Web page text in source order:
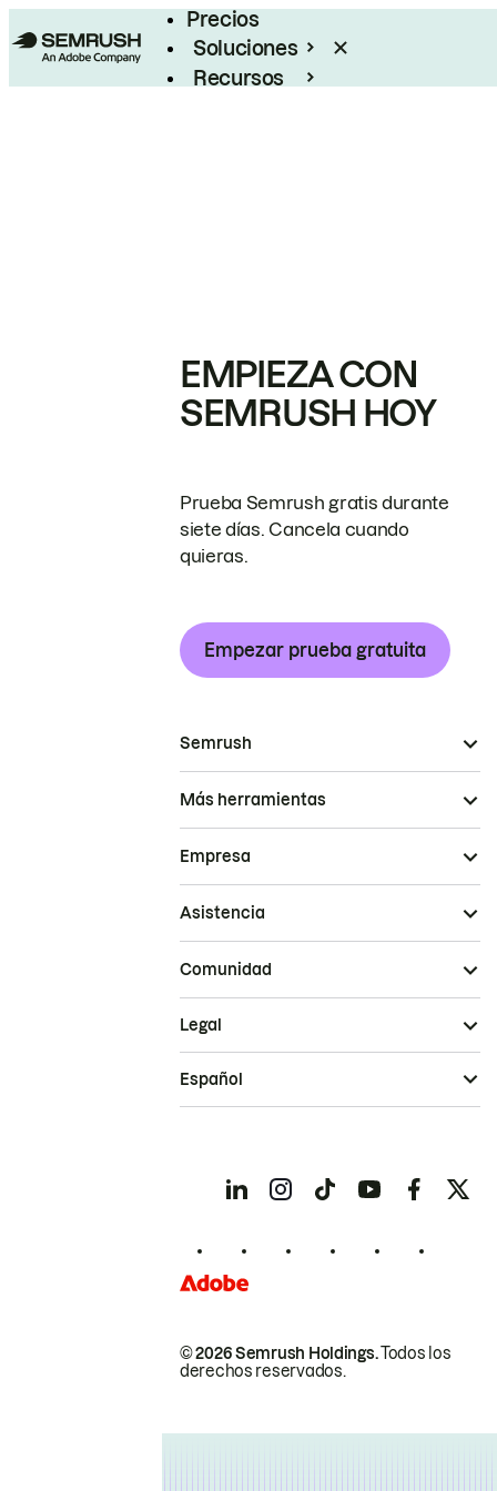
Precios
Soluciones
Recursos
EMPIEZA CON
SEMRUSH HOY
Prueba Semrush gratis durante
siete días. Cancela cuando
quieras.
Empezar prueba gratuita
Semrush
Más herramientas
Empresa
Asistencia
Comunidad
© 2026 Semrush Holdings.Todos los
derechos reservados.
Legal
Español